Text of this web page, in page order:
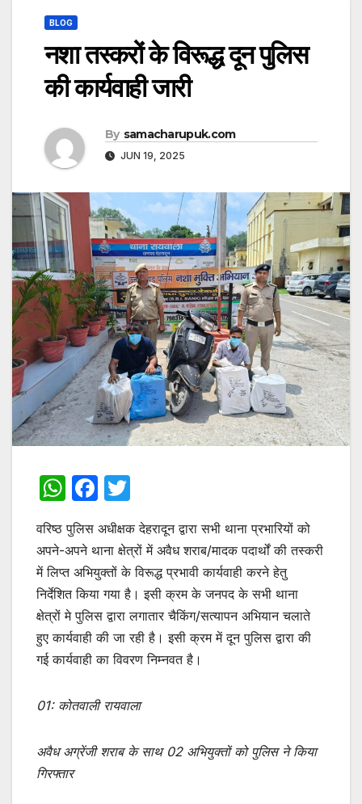
BLOG
नशा तस्करों के विरूद्ध दून पुलिस
की कार्यवाही जारी
By samacharupuk.com
JUN 19, 2025
W
at
s
A
p
p
F
c
e
b
o
o
k
w
itt
er
वरिष्ठ पुलिस अधीक्षक देहरादून द्वारा सभी थाना प्रभारियों को
अपने-अपने थाना क्षेत्रों में अवैध शराब/मादक पदार्थों की तस्करी
में लिप्त अभियुक्तों के विरूद्ध प्रभावी कार्यवाही करने हेतु
निर्देशित किया गया है। इसी क्रम के जनपद के सभी थाना
क्षेत्रों मे पुलिस द्वारा लगातार चैकिंग/सत्यापन अभियान चलाते
हुए कार्यवाही की जा रही है। इसी क्रम में दून पुलिस द्वारा की
गई कार्यवाही का विवरण निम्नवत है।
01: कोतवाली रायवाला
अवैध अग्रेंजी शराब के साथ 02 अभियुक्तों को पुलिस ने किया
गिरफ्तार